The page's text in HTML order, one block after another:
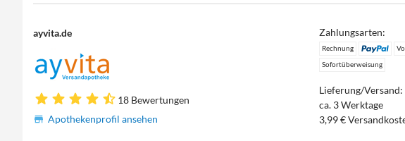
ayvita.de
18 Bewertungen
Apothekenprofil ansehen
Zahlungsarten:
Rechnung
Sofortüberweisung
Lieferung/Versand:
ca. 3 Werktage
3,99 €